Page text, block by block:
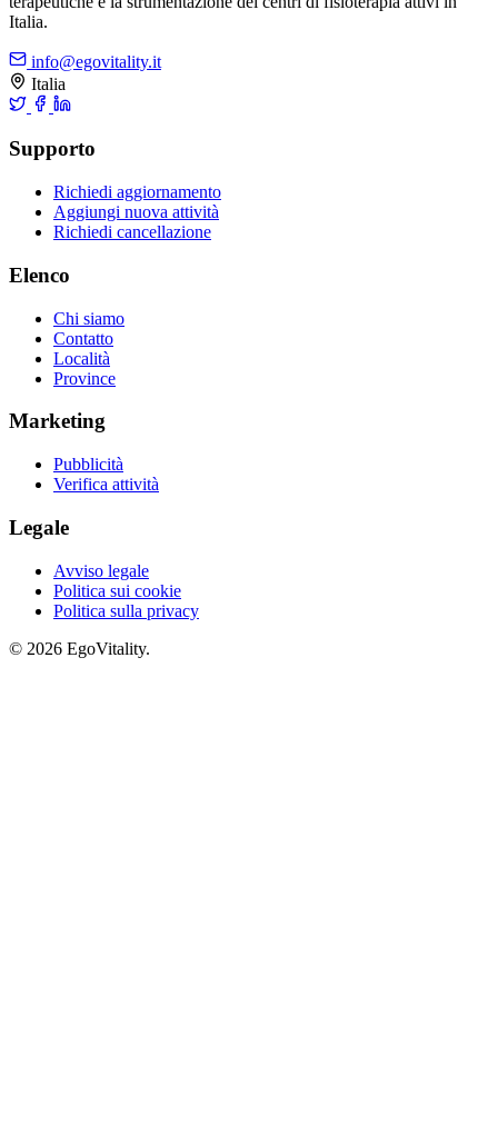
Italia.
info@egovitality.it
Italia
Supporto
Richiedi aggiornamento
Aggiungi nuova attività
Richiedi cancellazione
Elenco
Chi siamo
Contatto
Località
Province
Marketing
Pubblicità
Verifica attività
Legale
Avviso legale
Politica sui cookie
Politica sulla privacy
© 2026 EgoVitality.